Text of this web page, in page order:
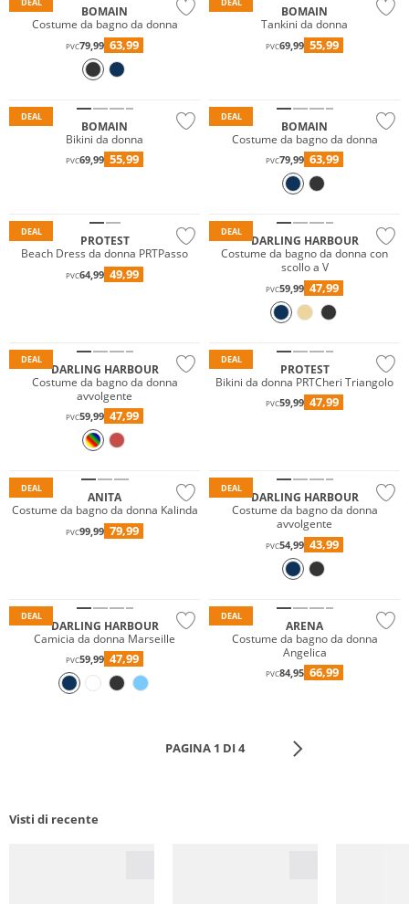
BOMAIN
Costume da bagno da donna
PVC79,99 63,99
BOMAIN
Tankini da donna
PVC69,99 55,99
DEAL
BOMAIN
Bikini da donna
PVC69,99 55,99
DEAL
BOMAIN
Costume da bagno da donna
PVC79,99 63,99
DEAL
PROTEST
Beach Dress da donna PRTPasso
PVC64,99 49,99
DEAL
DARLING HARBOUR
Costume da bagno da donna con
scollo a V
PVC59,99 47,99
DEAL
DARLING HARBOUR
Costume da bagno da donna
avvolgente
PVC59,99 47,99
DEAL
PROTEST
Bikini da donna PRTCheri Triangolo
PVC59,99 47,99
DEAL
ANITA
Costume da bagno da donna Kalinda
PVC99,99 79,99
DEAL
DARLING HARBOUR
Costume da bagno da donna
avvolgente
PVC54,99 43,99
DEAL
DARLING HARBOUR
Camicia da donna Marseille
PVC59,99 47,99
DEAL
ARENA
Costume da bagno da donna
Angelica
PVC84,95 66,99
PAGINA 1 DI 4
Visti di recente